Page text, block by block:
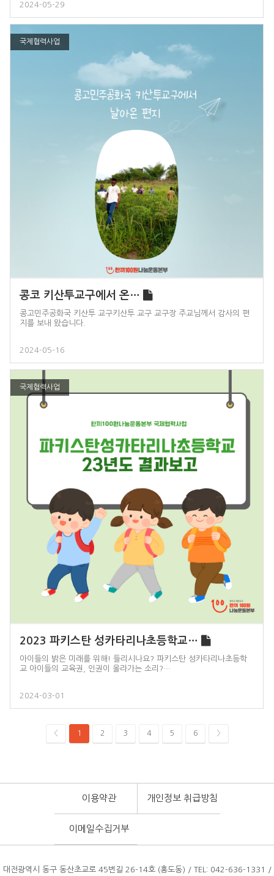
2024-05-29
국제협력사업
콩코 키산투교구에서 온…
콩고민주공화국 키산투 교구키산투 교구 교구장 주교님께서 감사의 편
지를 보내 왔습니다.
2024-05-16
국제협력사업
2023 파키스탄 성카타리나초등학교…
아이들의 밝은 미래를 위해! 들리시나요? 파키스탄 성카타리나초등학
교 아이들의 교육권, 인권이 올라가는 소리?…
2024-03-01
< 1 2 3 4 5 6 >
이용약관 개인정보 취급방침
이메일수집거부
대전광역시 동구 동산초교로 45번길 26-14호 (홍도동) / TEL: 042-636-1331 /